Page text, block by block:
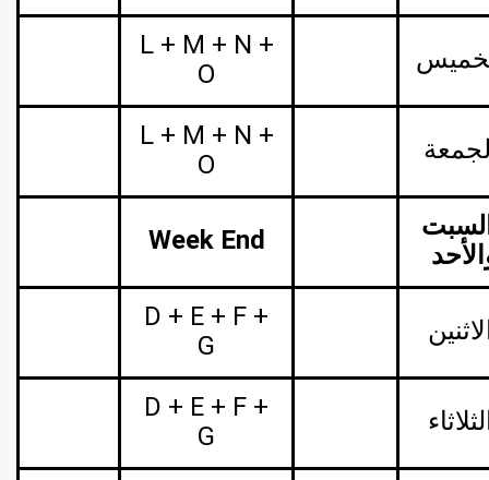
L + M + N +
O
L + M + N +
O
Week End
D + E + F +
G
D + E + F +
G